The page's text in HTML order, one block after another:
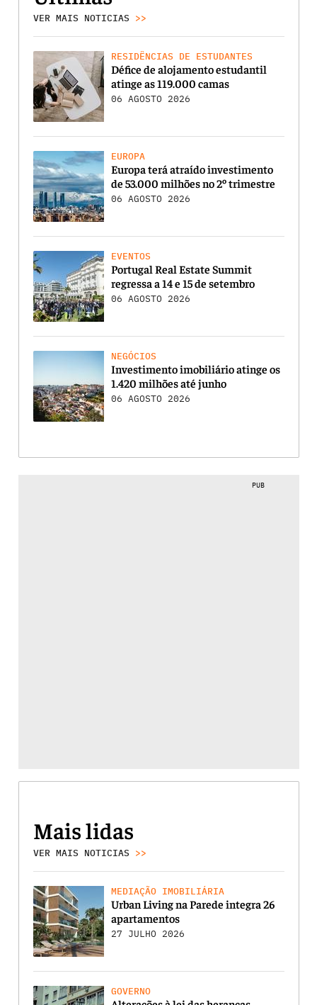
VER MAIS NOTICIAS >>
RESIDÊNCIAS DE ESTUDANTES
Défice de alojamento estudantil
atinge as 119.000 camas
06 AGOSTO 2026
EUROPA
Europa terá atraído investimento
de 53.000 milhões no 2º trimestre
06 AGOSTO 2026
EVENTOS
Portugal Real Estate Summit
regressa a 14 e 15 de setembro
06 AGOSTO 2026
NEGÓCIOS
Investimento imobiliário atinge os
1.420 milhões até junho
06 AGOSTO 2026
PUB
Mais lidas
VER MAIS NOTICIAS >>
MEDIAÇÃO IMOBILIÁRIA
Urban Living na Parede integra 26
apartamentos
27 JULHO 2026
GOVERNO